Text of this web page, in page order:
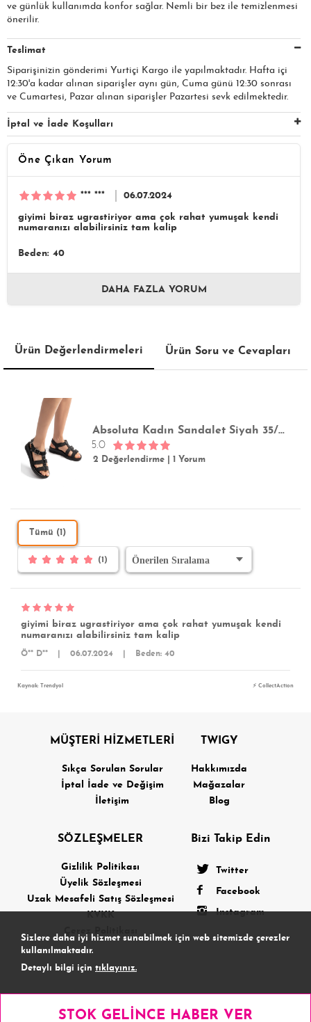
STOK GELİNCE HABER VER
ve günlük kullanımda konfor sağlar. Nemli bir bez ile temizlenmesi
önerilir.
Teslimat
Siparişinizin gönderimi Yurtiçi Kargo ile yapılmaktadır. Hafta içi
12:30'a kadar alınan siparişler aynı gün, Cuma günü 12:30 sonrası
ve Cumartesi, Pazar alınan siparişler Pazartesi sevk edilmektedir.
İptal ve İade Koşulları
Öne Çıkan Yorum
*** *** 06.07.2024
giyimi biraz ugrastiriyor ama çok rahat yumuşak kendi
numaranızı alabilirsiniz tam kalip
Beden: 40
DAHA FAZLA YORUM
Ürün Değerlendirmeleri Ürün Soru ve Cevapları
Absoluta Kadın Sandalet Siyah 35/42
5.0
2 Değerlendirme |1 Yorum
Tümü (1)
(1)
giyimi biraz ugrastiriyor ama çok rahat yumuşak kendi
numaranızı alabilirsiniz tam kalip
Ö** D** 06.07.2024 Beden: 40
Kaynak: Trendyol ⚡ CollectAction
MÜŞTERİ HİZMETLERİ
Sıkça Sorulan Sorular
İptal İade ve Değişim
İletişim
TWIGY
Hakkımızda
Mağazalar
Blog
SÖZLEŞMELER
Gizlilik Politikası
Üyelik Sözleşmesi
Uzak Mesafeli Satış Sözleşmesi
Çerez Politikası
Bizi Takip Edin
Twitter
Facebook
Instagram
Copyright 2026 Terteks POWERED BY
Sizlere daha iyi hizmet sunabilmek için web sitemizde çerezler
kullanılmaktadır.
Detaylı bilgi için tıklayınız.
Kabul Etmiyorum